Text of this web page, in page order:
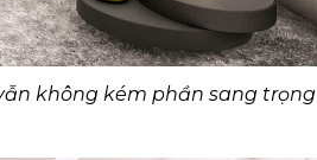
không kém phần sang trọng